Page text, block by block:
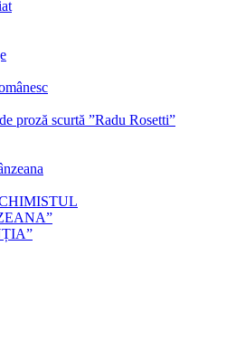
proză scurtă ”Radu Rosetti”